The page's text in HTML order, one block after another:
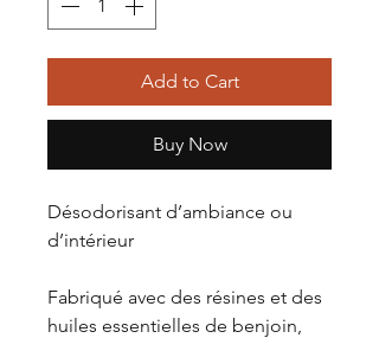
Add to Cart
Buy Now
Désodorisant d’ambiance ou
d’intérieur
Fabriqué avec des résines et des
huiles essentielles de benjoin,